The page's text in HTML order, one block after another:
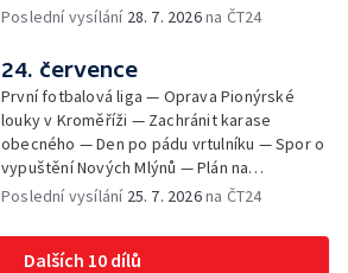
vína — Výhružky na magistrátu v Olomouci —
Brněnské týmy v první fotbalové lize —
Chystaná rekonstrukce bývalé věznice —
Nový seriál pro děti
Poslední vysílání 28. 7. 2026na ČT24
24. července
První fotbalová liga — Oprava Pionýrské
louky v Kroměříži — Zachránit karase
obecného — Den po pádu vrtulníku — Spor o
vypuštění Nových Mlýnů — Plán na
odstranění ohořelé budovy — 52. ročník
samostatné továrny
Poslední vysílání 25. 7. 2026na ČT24
Dalších 10 dílů